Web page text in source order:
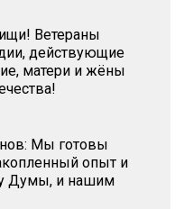
Ветераны
действующие
матери и жёны
Мы готовы
опыт и
Думы, и нашим